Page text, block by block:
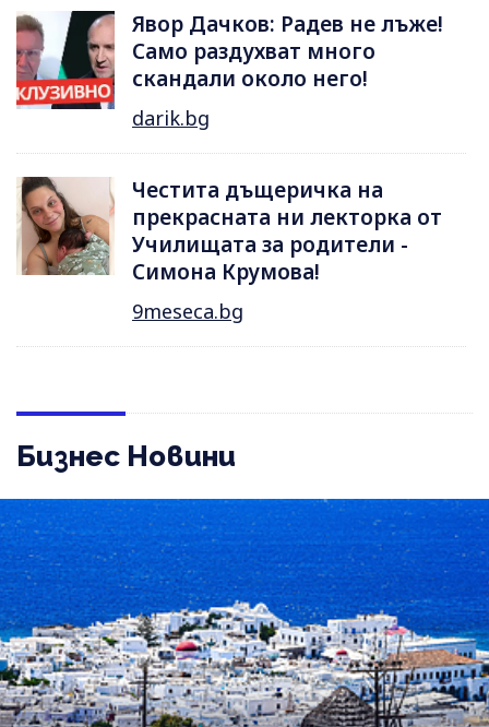
Явор Дачков: Радев не лъже!
Само раздухват много
скандали около него!
darik.bg
Честита дъщеричка на
прекрасната ни лекторка от
Училищата за родители -
Симона Крумова!
9meseca.bg
Бизнес Новини